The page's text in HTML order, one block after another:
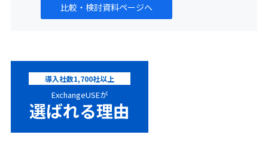
⽐較・検討資料ページへ
導入社数1,700社以上
ExchangeUSEが
選ばれる理由